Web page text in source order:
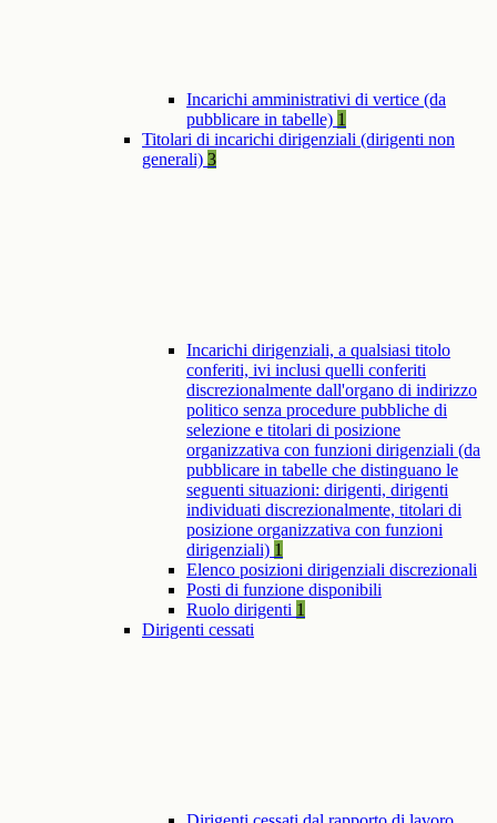
Incarichi amministrativi di vertice (da
pubblicare in tabelle) 1
Titolari di incarichi dirigenziali (dirigenti non
generali) 3
Incarichi dirigenziali, a qualsiasi titolo
conferiti, ivi inclusi quelli conferiti
discrezionalmente dall'organo di indirizzo
politico senza procedure pubbliche di
selezione e titolari di posizione
organizzativa con funzioni dirigenziali (da
pubblicare in tabelle che distinguano le
seguenti situazioni: dirigenti, dirigenti
individuati discrezionalmente, titolari di
posizione organizzativa con funzioni
dirigenziali) 1
Elenco posizioni dirigenziali discrezionali
Posti di funzione disponibili
Ruolo dirigenti 1
Dirigenti cessati